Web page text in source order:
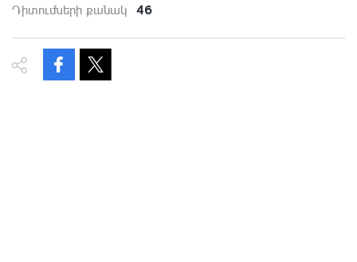
Դիտումների քանակ 46